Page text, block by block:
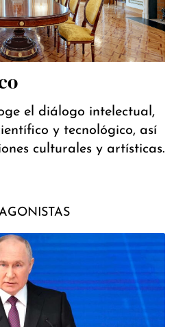
el diálogo intelectual,
y tecnológico, así
culturales y artísticas.